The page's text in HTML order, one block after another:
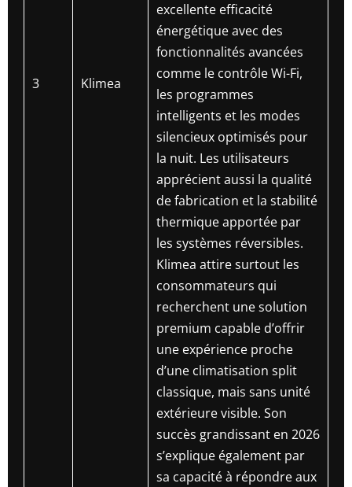
3 Klimea
excellente efficacité
énergétique avec des
fonctionnalités avancées
comme le contrôle Wi-Fi,
les programmes
intelligents et les modes
silencieux optimisés pour
la nuit. Les utilisateurs
apprécient aussi la qualité
de fabrication et la stabilité
thermique apportée par
les systèmes réversibles.
Klimea attire surtout les
consommateurs qui
recherchent une solution
premium capable d’offrir
une expérience proche
d’une climatisation split
classique, mais sans unité
extérieure visible. Son
succès grandissant en 2026
s’explique également par
sa capacité à répondre aux